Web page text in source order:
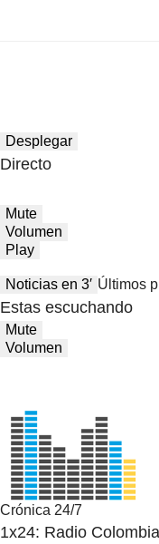
Desplegar
Directo
Mute
Volumen
Play
Noticias en 3′ Últimos
Estas escuchando
Mute
Volumen
Crónica 24/7
1x24: Radio Colombia